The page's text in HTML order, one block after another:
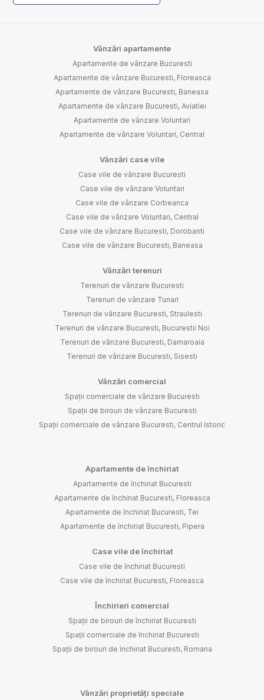
Vânzări apartamente
Apartamente de vânzare Bucuresti
Apartamente de vânzare Bucuresti, Floreasca
Apartamente de vânzare Bucuresti, Baneasa
Apartamente de vânzare Bucuresti, Aviatiei
Apartamente de vânzare Voluntari
Apartamente de vânzare Voluntari, Central
Vânzări case vile
Case vile de vânzare Bucuresti
Case vile de vânzare Voluntari
Case vile de vânzare Corbeanca
Case vile de vânzare Voluntari, Central
Case vile de vânzare Bucuresti, Dorobanti
Case vile de vânzare Bucuresti, Baneasa
Vânzări terenuri
Terenuri de vânzare Bucuresti
Terenuri de vânzare Tunari
Terenuri de vânzare Bucuresti, Straulesti
Terenuri de vânzare Bucuresti, Bucurestii Noi
Terenuri de vânzare Bucuresti, Damaroaia
Terenuri de vânzare Bucuresti, Sisesti
Vânzări comercial
Spații comerciale de vânzare Bucuresti
Spații de birouri de vânzare Bucuresti
Spații comerciale de vânzare Bucuresti, Centrul Istoric
Apartamente de închiriat
Apartamente de închiriat Bucuresti
Apartamente de închiriat Bucuresti, Floreasca
Apartamente de închiriat Bucuresti, Tei
Apartamente de închiriat Bucuresti, Pipera
Case vile de închiriat
Case vile de închiriat Bucuresti
Case vile de închiriat Bucuresti, Floreasca
Închirieri comercial
Spații de birouri de închiriat Bucuresti
Spații comerciale de închiriat Bucuresti
Spații de birouri de închiriat Bucuresti, Romana
Vânzări proprietăți speciale